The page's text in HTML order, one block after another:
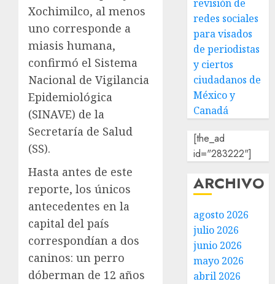
Xochimilco, al menos
uno corresponde a
miasis humana,
confirmó el Sistema
Nacional de Vigilancia
Epidemiológica
(SINAVE) de la
Secretaría de Salud
(SS).
Hasta antes de este
reporte, los únicos
antecedentes en la
capital del país
correspondían a dos
caninos: un perro
dóberman de 12 años
revisión de
redes sociales
para visados
de periodistas
y ciertos
ciudadanos de
México y
Canadá
[the_ad
id="283222"]
ARCHIVO
agosto 2026
julio 2026
junio 2026
mayo 2026
abril 2026